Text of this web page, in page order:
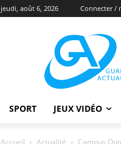
jeudi, août 6, 2026 Connecter /
SPORT JEUX VIDÉO
Accueil Actualité Campus